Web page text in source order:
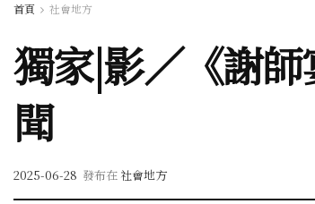
首頁 社會地方
獨家|影／《謝
聞
2025-06-28 發布在 社會地方